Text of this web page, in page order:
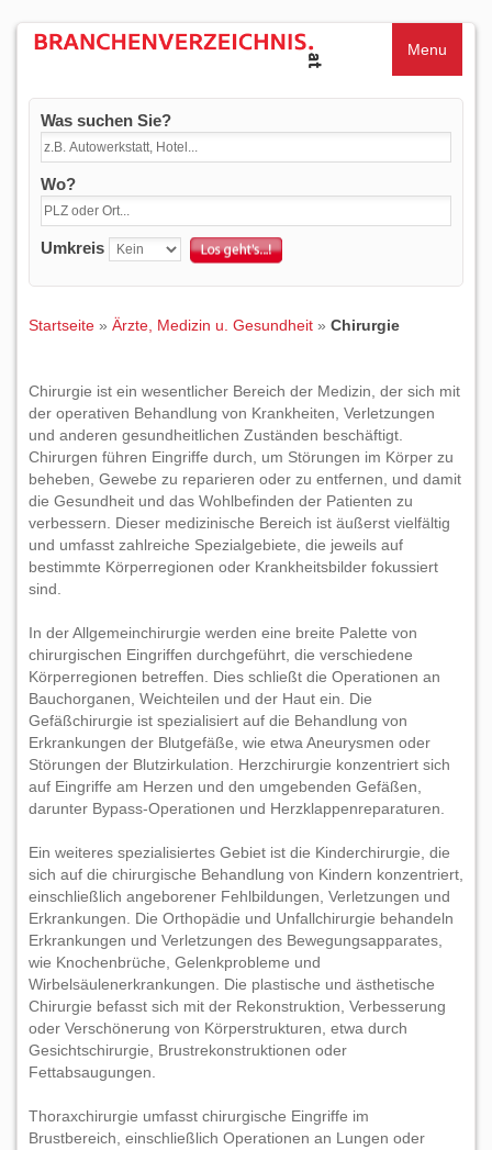
Menu
Was suchen Sie?
Wo?
Umkreis
Startseite » Ärzte, Medizin u. Gesundheit » Chirurgie
Chirurgie ist ein wesentlicher Bereich der Medizin, der sich mit
der operativen Behandlung von Krankheiten, Verletzungen
und anderen gesundheitlichen Zuständen beschäftigt.
Chirurgen führen Eingriffe durch, um Störungen im Körper zu
beheben, Gewebe zu reparieren oder zu entfernen, und damit
die Gesundheit und das Wohlbefinden der Patienten zu
verbessern. Dieser medizinische Bereich ist äußerst vielfältig
und umfasst zahlreiche Spezialgebiete, die jeweils auf
bestimmte Körperregionen oder Krankheitsbilder fokussiert
sind.
In der Allgemeinchirurgie werden eine breite Palette von
chirurgischen Eingriffen durchgeführt, die verschiedene
Körperregionen betreffen. Dies schließt die Operationen an
Bauchorganen, Weichteilen und der Haut ein. Die
Gefäßchirurgie ist spezialisiert auf die Behandlung von
Erkrankungen der Blutgefäße, wie etwa Aneurysmen oder
Störungen der Blutzirkulation. Herzchirurgie konzentriert sich
auf Eingriffe am Herzen und den umgebenden Gefäßen,
darunter Bypass-Operationen und Herzklappenreparaturen.
Ein weiteres spezialisiertes Gebiet ist die Kinderchirurgie, die
sich auf die chirurgische Behandlung von Kindern konzentriert,
einschließlich angeborener Fehlbildungen, Verletzungen und
Erkrankungen. Die Orthopädie und Unfallchirurgie behandeln
Erkrankungen und Verletzungen des Bewegungsapparates,
wie Knochenbrüche, Gelenkprobleme und
Wirbelsäulenerkrankungen. Die plastische und ästhetische
Chirurgie befasst sich mit der Rekonstruktion, Verbesserung
oder Verschönerung von Körperstrukturen, etwa durch
Gesichtschirurgie, Brustrekonstruktionen oder
Fettabsaugungen.
Thoraxchirurgie umfasst chirurgische Eingriffe im
Brustbereich, einschließlich Operationen an Lungen oder